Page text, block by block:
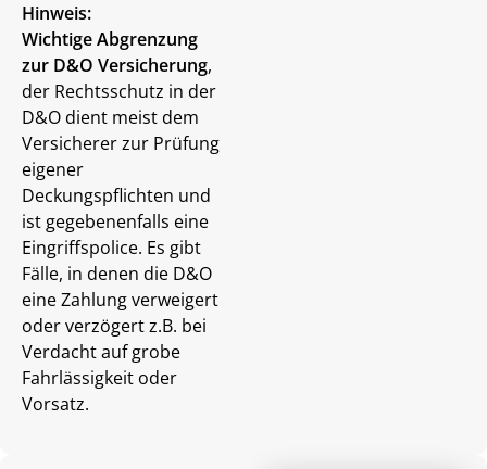
Hinweis:
Wichtige Abgrenzung
zur D&O Versicherung,
der Rechtsschutz in der
D&O dient meist dem
Versicherer zur Prüfung
eigener
Deckungspflichten und
ist gegebenenfalls eine
Eingriffspolice. Es gibt
Fälle, in denen die D&O
eine Zahlung verweigert
oder verzögert z.B. bei
Verdacht auf grobe
Fahrlässigkeit oder
Vorsatz.